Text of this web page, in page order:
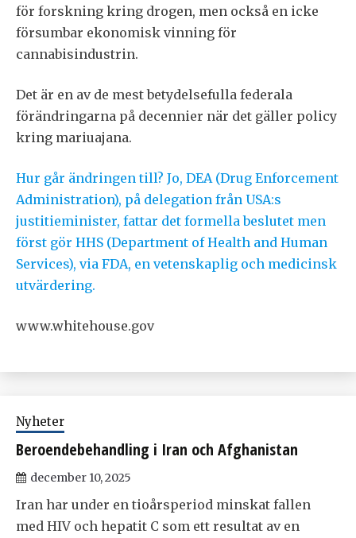
för forskning kring drogen, men också en icke
försumbar ekonomisk vinning för
cannabisindustrin.
Det är en av de mest betydelsefulla federala
förändringarna på decennier när det gäller policy
kring mariuajana.
Hur går ändringen till? Jo, DEA (Drug Enforcement
Administration), på delegation från USA:s
justitieminister, fattar det formella beslutet men
först gör HHS (Department of Health and Human
Services), via FDA, en vetenskaplig och medicinsk
utvärdering.
www.whitehouse.gov
Nyheter
Beroendebehandling i Iran och Afghanistan
december 10, 2025
Iran har under en tioårsperiod minskat fallen
med HIV och hepatit C som ett resultat av en